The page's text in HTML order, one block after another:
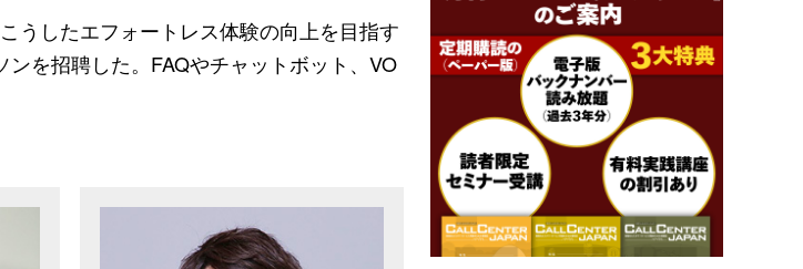
うしたエフォートレス体験の向上を目指す
を招聘した。FAQやチャットボット、VO